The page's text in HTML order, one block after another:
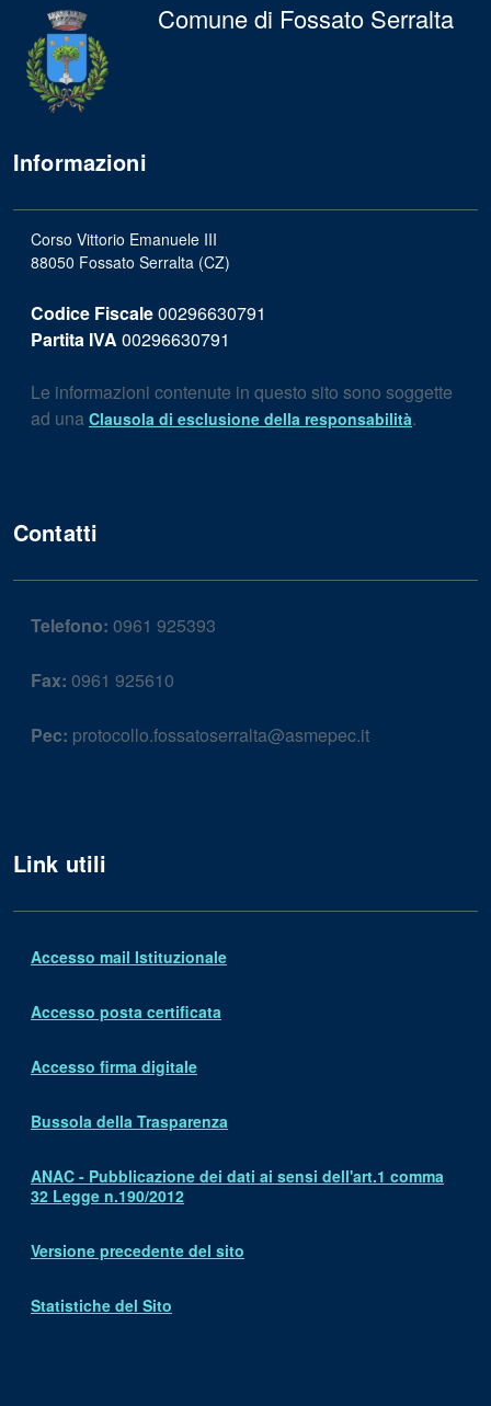
Comune di Fossato Serralta
Informazioni
Corso Vittorio Emanuele III
88050 Fossato Serralta (CZ)
Codice Fiscale00296630791
Partita IVA 00296630791
Le informazioni contenute in questo sito sono soggette
ad una Clausola di esclusione della responsabilità.
Contatti
Telefono: 0961 925393
Fax: 0961 925610
Pec: protocollo.fossatoserralta@asmepec.it
Link utili
Accesso mail Istituzionale
Accesso posta certificata
Accesso firma digitale
Bussola della Trasparenza
ANAC - Pubblicazione dei dati ai sensi dell'art.1 comma
32 Legge n.190/2012
Versione precedente del sito
Statistiche del Sito